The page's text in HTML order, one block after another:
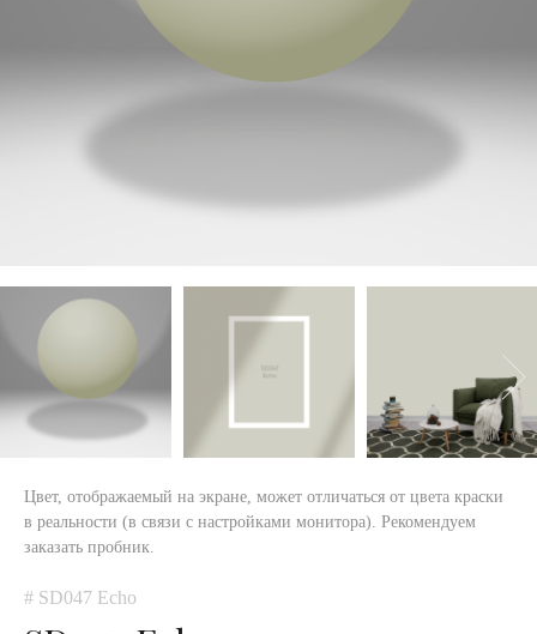
Цвет, отображаемый на экране, может отличаться от цвета краски
в реальности (в связи с настройками монитора). Рекомендуем
заказать пробник.
# SD047 Echo